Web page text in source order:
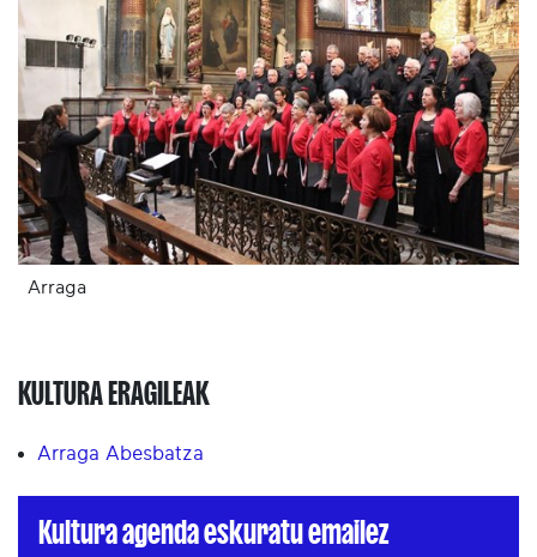
Arraga
KULTURA ERAGILEAK
Arraga Abesbatza
Kultura agenda eskuratu emailez